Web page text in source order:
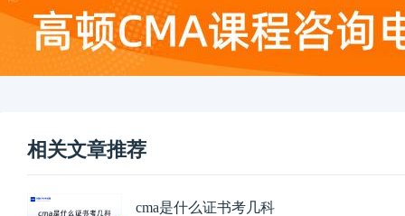
相关文章推荐
cma是什么证书考几科